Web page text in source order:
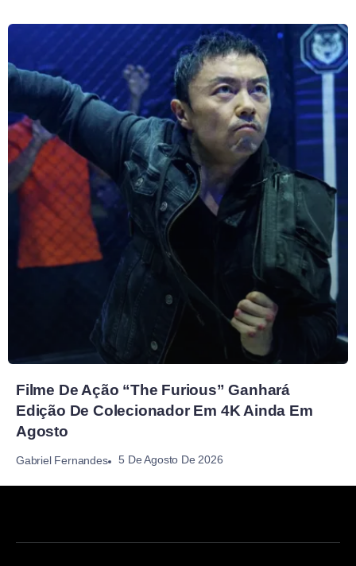
Filme De Ação “The Furious” Ganhará
Edição De Colecionador Em 4K Ainda Em
Agosto
Gabriel Fernandes 5 De Agosto De 2026